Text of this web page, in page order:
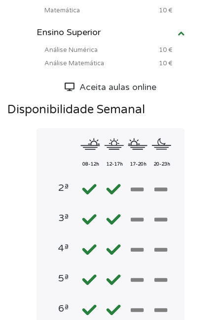
Matemática 10 €
Ensino Superior
Análise Numérica
10 €
Análise Matemática
10 €
Aceita aulas online
Disponibilidade Semanal
08-12h 12-17h 17-20h 20-23h
2ª
3ª
4ª
5ª
6ª